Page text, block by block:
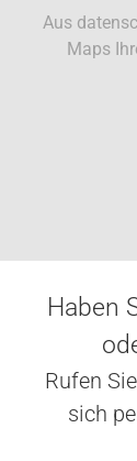
Aus
Maps
Haben
Rufen
sich